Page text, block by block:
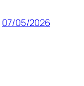
07/05/2026